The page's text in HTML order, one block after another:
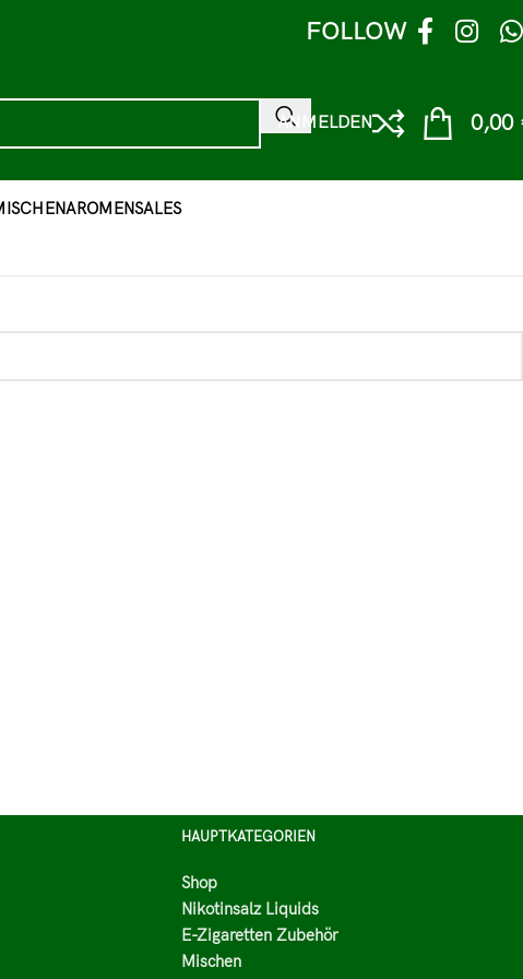
FOLLOW
ANMELDEN 0,00
AROMENSALES
HAUPTKATEGORIEN
Shop
Nikotinsalz Liquids
E-Zigaretten Zubehör
Mischen